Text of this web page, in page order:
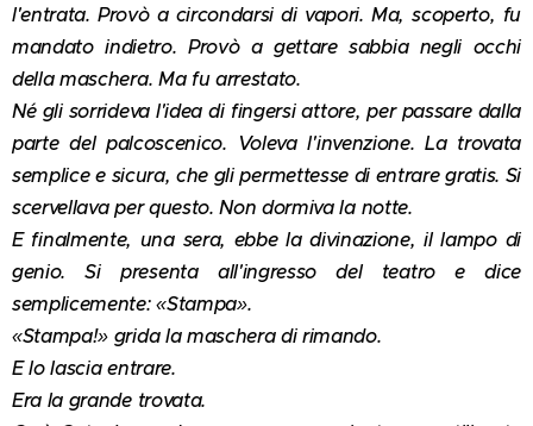
l'entrata. Provò a circondarsi di vapori. Ma, scoperto, fu
mandato indietro. Provò a gettare sabbia negli occhi
della maschera. Ma fu arrestato.
Né gli sorrideva l'idea di fingersi attore, per passare dalla
parte del palcoscenico. Voleva l'invenzione. La trovata
semplice e sicura, che gli permettesse di entrare gratis. Si
scervellava per questo. Non dormiva la notte.
E finalmente, una sera, ebbe la divinazione, il lampo di
genio. Si presenta all'ingresso del teatro e dice
semplicemente: «Stampa».
«Stampa!» grida la maschera di rimando.
E lo lascia entrare.
Era la grande trovata.